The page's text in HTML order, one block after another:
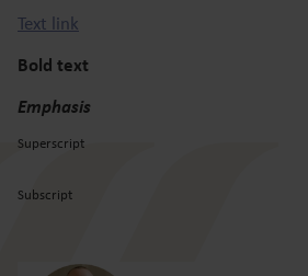
Text link
Bold text
Emphasis
Superscript
Subscript